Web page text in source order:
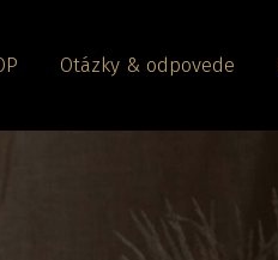
Otázky & odpovede